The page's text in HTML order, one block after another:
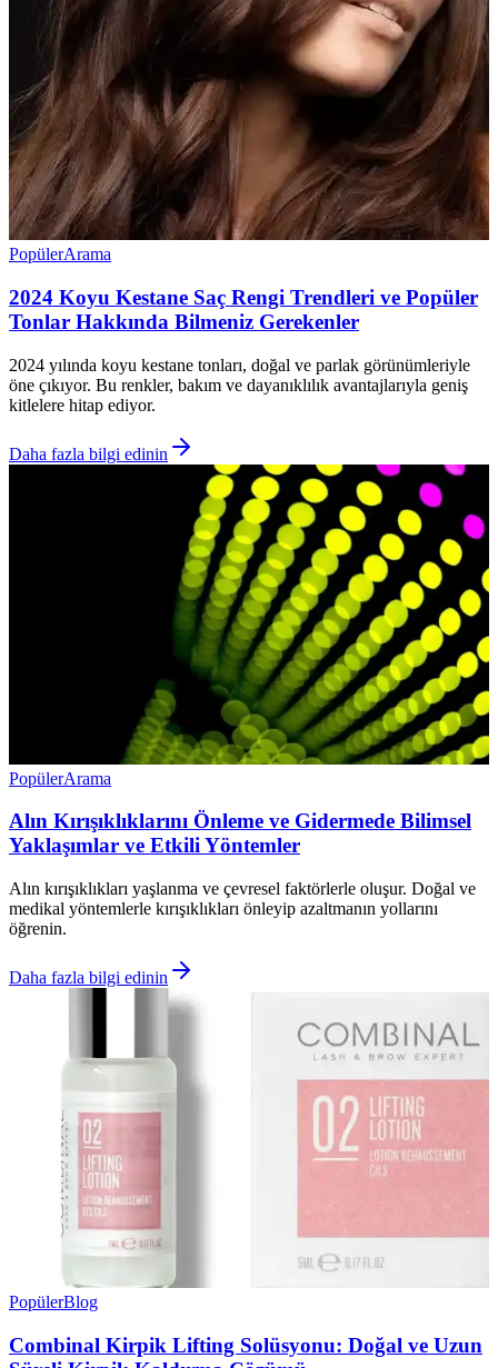
PopülerArama
2024 Koyu Kestane Saç Rengi Trendleri ve Popüler
Tonlar Hakkında Bilmeniz Gerekenler
2024 yılında koyu kestane tonları, doğal ve parlak görünümleriyle
öne çıkıyor. Bu renkler, bakım ve dayanıklılık avantajlarıyla geniş
kitlelere hitap ediyor.
Daha fazla bilgi edinin
PopülerArama
Alın Kırışıklıklarını Önleme ve Gidermede Bilimsel
Yaklaşımlar ve Etkili Yöntemler
Alın kırışıklıkları yaşlanma ve çevresel faktörlerle oluşur. Doğal ve
medikal yöntemlerle kırışıklıkları önleyip azaltmanın yollarını
öğrenin.
Daha fazla bilgi edinin
PopülerBlog
Combinal Kirpik Lifting Solüsyonu: Doğal ve Uzun